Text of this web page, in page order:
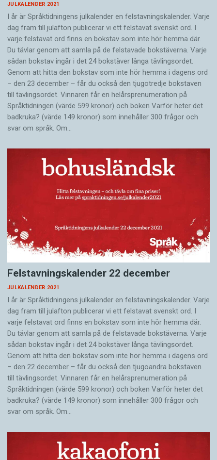
JULKALENDER 2021
I år är Språktidningens julkalender en felstavningskalender. Varje
dag fram till julafton publicerar vi ett felstavat svenskt ord. I
varje felstavat ord finns en bokstav som inte hör hemma där.
Du tävlar genom att samla på de felstavade bokstäverna. Varje
sådan bokstav ingår i det 24 bokstäver långa tävlingsordet.
Genom att hitta den bokstav som inte hör hemma i dagens ord
– den 23 december – får du också den tjugotredje bokstaven
till tävlingsordet. Vinnaren får en helårsprenumeration på
Språktidningen (värde 599 kronor) och boken Varför heter det
badkruka? (värde 149 kronor) som innehåller 300 frågor och
svar om språk. Om…
Felstavningskalender 22 december
JULKALENDER 2021
I år är Språktidningens julkalender en felstavningskalender. Varje
dag fram till julafton publicerar vi ett felstavat svenskt ord. I
varje felstavat ord finns en bokstav som inte hör hemma där.
Du tävlar genom att samla på de felstavade bokstäverna. Varje
sådan bokstav ingår i det 24 bokstäver långa tävlingsordet.
Genom att hitta den bokstav som inte hör hemma i dagens ord
– den 22 december – får du också den tjugoandra bokstaven
till tävlingsordet. Vinnaren får en helårsprenumeration på
Språktidningen (värde 599 kronor) och boken Varför heter det
badkruka? (värde 149 kronor) som innehåller 300 frågor och
svar om språk. Om…